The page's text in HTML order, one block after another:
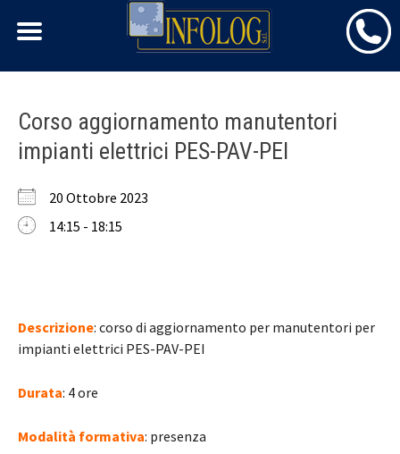
Skip
content
Corso aggiornamento manutentori
impianti elettrici PES-PAV-PEI
20 Ottobre 2023
14:15 - 18:15
Descrizione: corso di aggiornamento per manutentori per
impianti elettrici PES-PAV-PEI
Durata: 4 ore
Modalità formativa: presenza